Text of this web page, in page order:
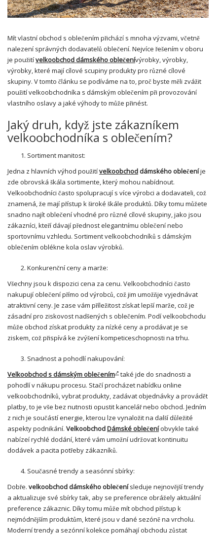
Mít vlastní obchod s oblečením přichází s mnoha výzvami, včetně
nalezení správných dodavatelů oblečení. Nejvíce řešením v oboru
je použitívelkoobchod dámského oblečenívýrobky, výrobky,
výrobky, které mají cílové scupiny produkty pro různé cílové
skupiny. V tomto článku se podíváme na to, proč byste měli zvážit
použití velkoobchodníka s dámským oblečením při provozování
vlastního oslavy a jaké výhody to může přinést.
Jaký druh, když jste zákazníkem
velkoobchodníka s oblečením?
Sortiment manitost:
Jedna z hlavních výhod použitívelkoobchod dámského oblečeníje
zde obrovská škála sortimente, který mohou nabídnout.
Velkoobchodníci často spolupracují s více výrobci a dodavateli, což
znamená, že mají přístup k široké škále produktů. Díky tomu můžete
snadno najít oblečení vhodné pro různé cílové skupiny, jako jsou
zákazníci, kteří dávají přednost elegantnímu oblečení nebo
sportovnímu vzhledu. Sortiment velkoobchodníků s dámským
oblečením oblékne kola oslav výrobků.
Konkurenční ceny a marže:
Všechny jsou k dispozici cena za cenu. Velkoobchodníci často
nakupují oblečení přímo od výrobců, což jim umožňje vyjednávat
atraktivní ceny. Je zase vám příležitost získat lepší marže, což je
zásadní pro ziskovost nadšených s oblečením. Podí velkoobchodu
může obchod získat produkty za nízké ceny a prodávat je se
ziskem, což přispívá ke zvýšení kompeticeschopnosti na trhu.
Snadnost a pohodlí nakupování:
Velkoobchod s dámským oblečením
také jde do snadnosti a
pohodlí v nákupu procesu. Stačí procházet nabídku online
velkoobchodníků, vybrat produkty, zadávat objednávky a provádět
platby, to je vše bez nutnosti opustit kancelář nebo obchod. Jedním
z nich je součástí energie, kterou lze vynaložit na další důležité
aspekty podnikání. VelkoobchodDámské oblečeníobvykle také
nabízeí rychlé dodání, které vám umožní udržovat kontinuitu
dodávek a pacita potřeby zákazníků.
Současné trendy a seasónní sbírky:
Dobře. velkoobchod dámského oblečenísleduje nejnovější trendy
a aktualizuje své sbírky tak, aby se preference obrážely aktuální
preference zákaznic. Díky tomu může mít obchod přístup k
nejmódnějším produktům, které jsou v dané sezóně na vrcholu.
Moderní trendy a sezónní kolekce pomáhají obchodu zůstat